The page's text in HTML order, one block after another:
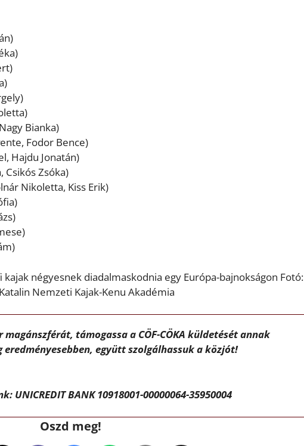
Bianka)
Fodor Bence)
Hajdu Jonatán)
Csikós Zsóka)
Nikoletta, Kiss Erik)
négyesnek diadalmaskodnia egy Európa-bajnokságon Fotó:
Nemzeti Kajak-Kenu Akadémia
támogassa a CÖF-CÖKA küldetését annak
eredményesebben, együtt szolgálhassuk a közjót!
UNICREDIT BANK 10918001-00000064-35950004
Oszd meg!